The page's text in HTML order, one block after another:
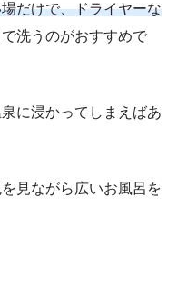
だけで、ドライヤーな
洗うのがおすすめで
に浸かってしまえばあ
見ながら広いお風呂を